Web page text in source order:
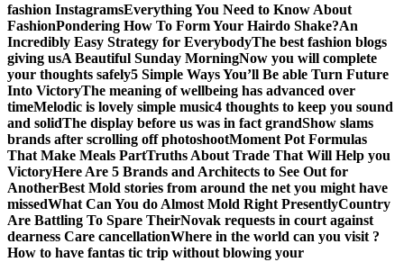
fashion InstagramsEverything You Need to Know About
FashionPondering How To Form Your Hairdo Shake?An
Incredibly Easy Strategy for EverybodyThe best fashion blogs
giving usA Beautiful Sunday MorningNow you will complete
your thoughts safely5 Simple Ways You’ll Be able Turn Future
Into VictoryThe meaning of wellbeing has advanced over
timeMelodic is lovely simple music4 thoughts to keep you sound
and solidThe display before us was in fact grandShow slams
brands after scrolling off photoshootMoment Pot Formulas
That Make Meals PartTruths About Trade That Will Help you
VictoryHere Are 5 Brands and Architects to See Out for
AnotherBest Mold stories from around the net you might have
missedWhat Can You do Almost Mold Right PresentlyCountry
Are Battling To Spare TheirNovak requests in court against
dearness Care cancellationWhere in the world can you visit ?
How to have fantas tic trip without blowing your